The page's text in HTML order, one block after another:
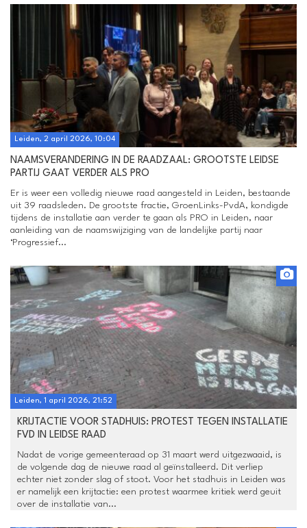
Leiden, 2 april 2026, 10:04
NAAMSVERANDERING IN DE RAADZAAL: GROOTSTE LEIDSE
PARTIJ GAAT VERDER ALS PRO
Er is weer een volledig nieuwe raad aangesteld in Leiden, bestaande
uit 39 raadsleden. De grootste fractie, GroenLinks-PvdA, kondigde
tijdens de installatie aan verder te gaan als PRO in Leiden, naar
aanleiding van de naamswijziging van de landelijke partij naar
‘Progressief...
Leiden, 1 april 2026, 21:52
KRIJTACTIE VOOR STADHUIS: PROTEST TEGEN INSTALLATIE
FVD IN LEIDSE RAAD
Nadat de vorige gemeenteraad op 31 maart werd uitgezwaaid, is
de volgende dag de nieuwe raad al geïnstalleerd. Dit verliep
echter niet zonder slag of stoot. Voor het stadhuis in Leiden was
er namelijk een krijtactie: een protest waarmee kritiek werd geuit
over de installatie van...